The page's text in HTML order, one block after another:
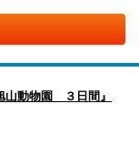
山動物園 ３日間』